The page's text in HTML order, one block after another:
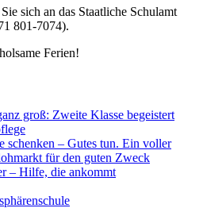
sich an das Staatliche Schulamt
801-7074).
Ferien!
groß: Zweite Klasse begeistert
schenken – Gutes tun. Ein voller
für den guten Zweck
– Hilfe, die ankommt